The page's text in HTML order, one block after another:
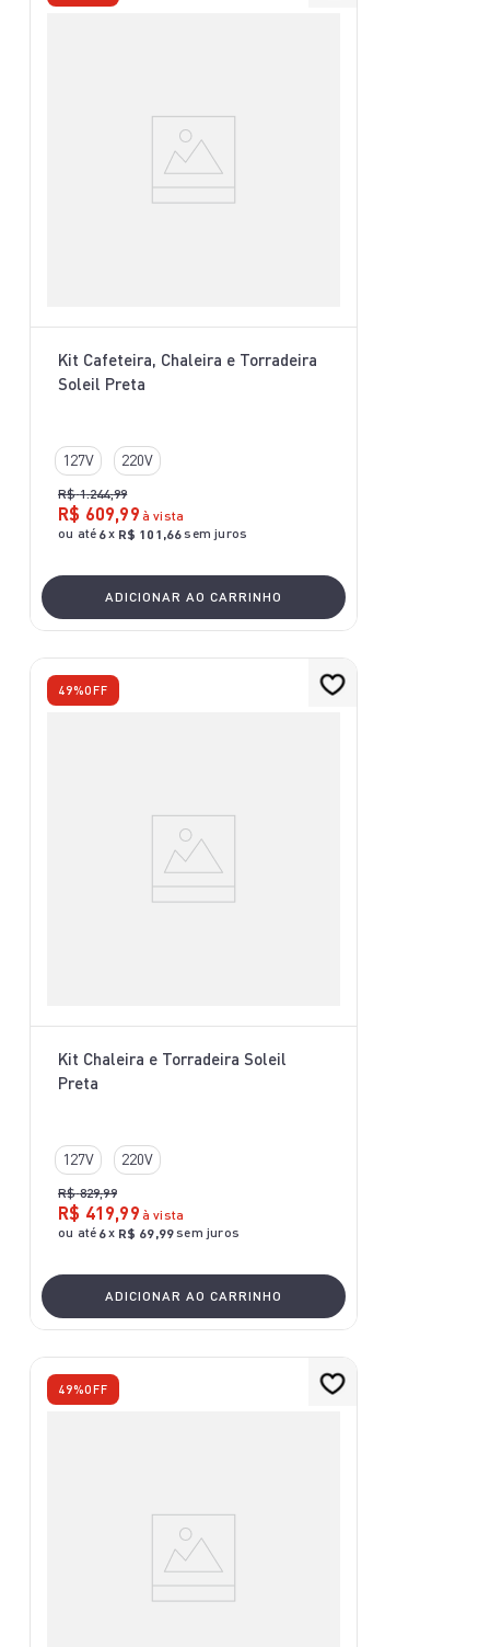
Kit Cafeteira, Chaleira e Torradeira
Soleil Preta
127V 220V
R$ 1.244,99
R$ 609,99 à vista
ou até 6x R$ 101 ,66sem juros
ADICIONAR AO CARRINHO
49%OFF
Kit Chaleira e Torradeira Soleil
Preta
127V 220V
R$ 829,99
R$ 419,99 à vista
ou até 6x R$ 69,99sem juros
ADICIONAR AO CARRINHO
49%OFF